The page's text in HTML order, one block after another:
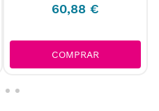
60,88 €
COMPRAR